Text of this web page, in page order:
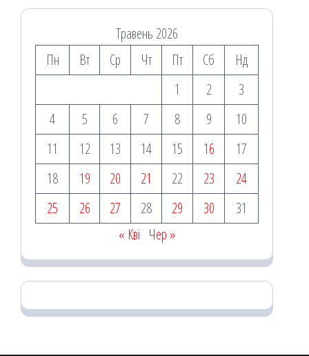
Травень 2026
Пн
Вт Ср Чт Пт Сб
Нд
1
2
3
4
5 6 7 8 9
10
11
12 13 14 15 16
17
18
19 20 21 22 23
24
25
26 27 28 29 30
31
« Кві Чер »